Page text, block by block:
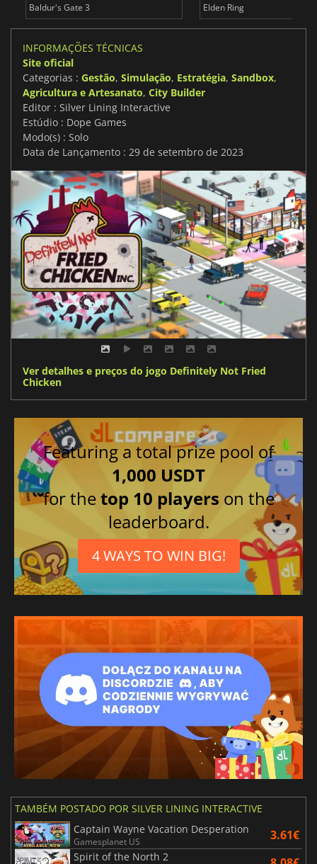
Baldur's Gate 3 Elden Ring
INFORMAÇÕES TÉCNICAS
Site oficial
Categorias : Gestão, Simulação, Estratégia, Sandbox,
Agricultura e Artesanato, City Builder
Editor : Silver Lining Interactive
Estúdio : Dope Games
Modo(s) : Solo
Data de Lançamento : 29 de setembro de 2023
Ver detalhes e preços do jogo Definitely Not Fried
Chicken
Featuring a total prize pool of
1,000 USDT
for thetop 10 players on the
leaderboard.
4 WAYS TO WIN BIG!
TAMBÉM POSTADO POR SILVER LINING INTERACTIVE
Captain Wayne Vacation Desperation
Gamesplanet US 3.61€
Spirit of the North 2